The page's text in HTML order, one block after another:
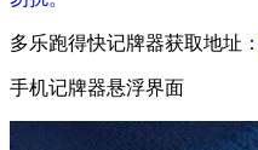
多乐跑得快记牌器获取地址：
手机记牌器悬浮界面